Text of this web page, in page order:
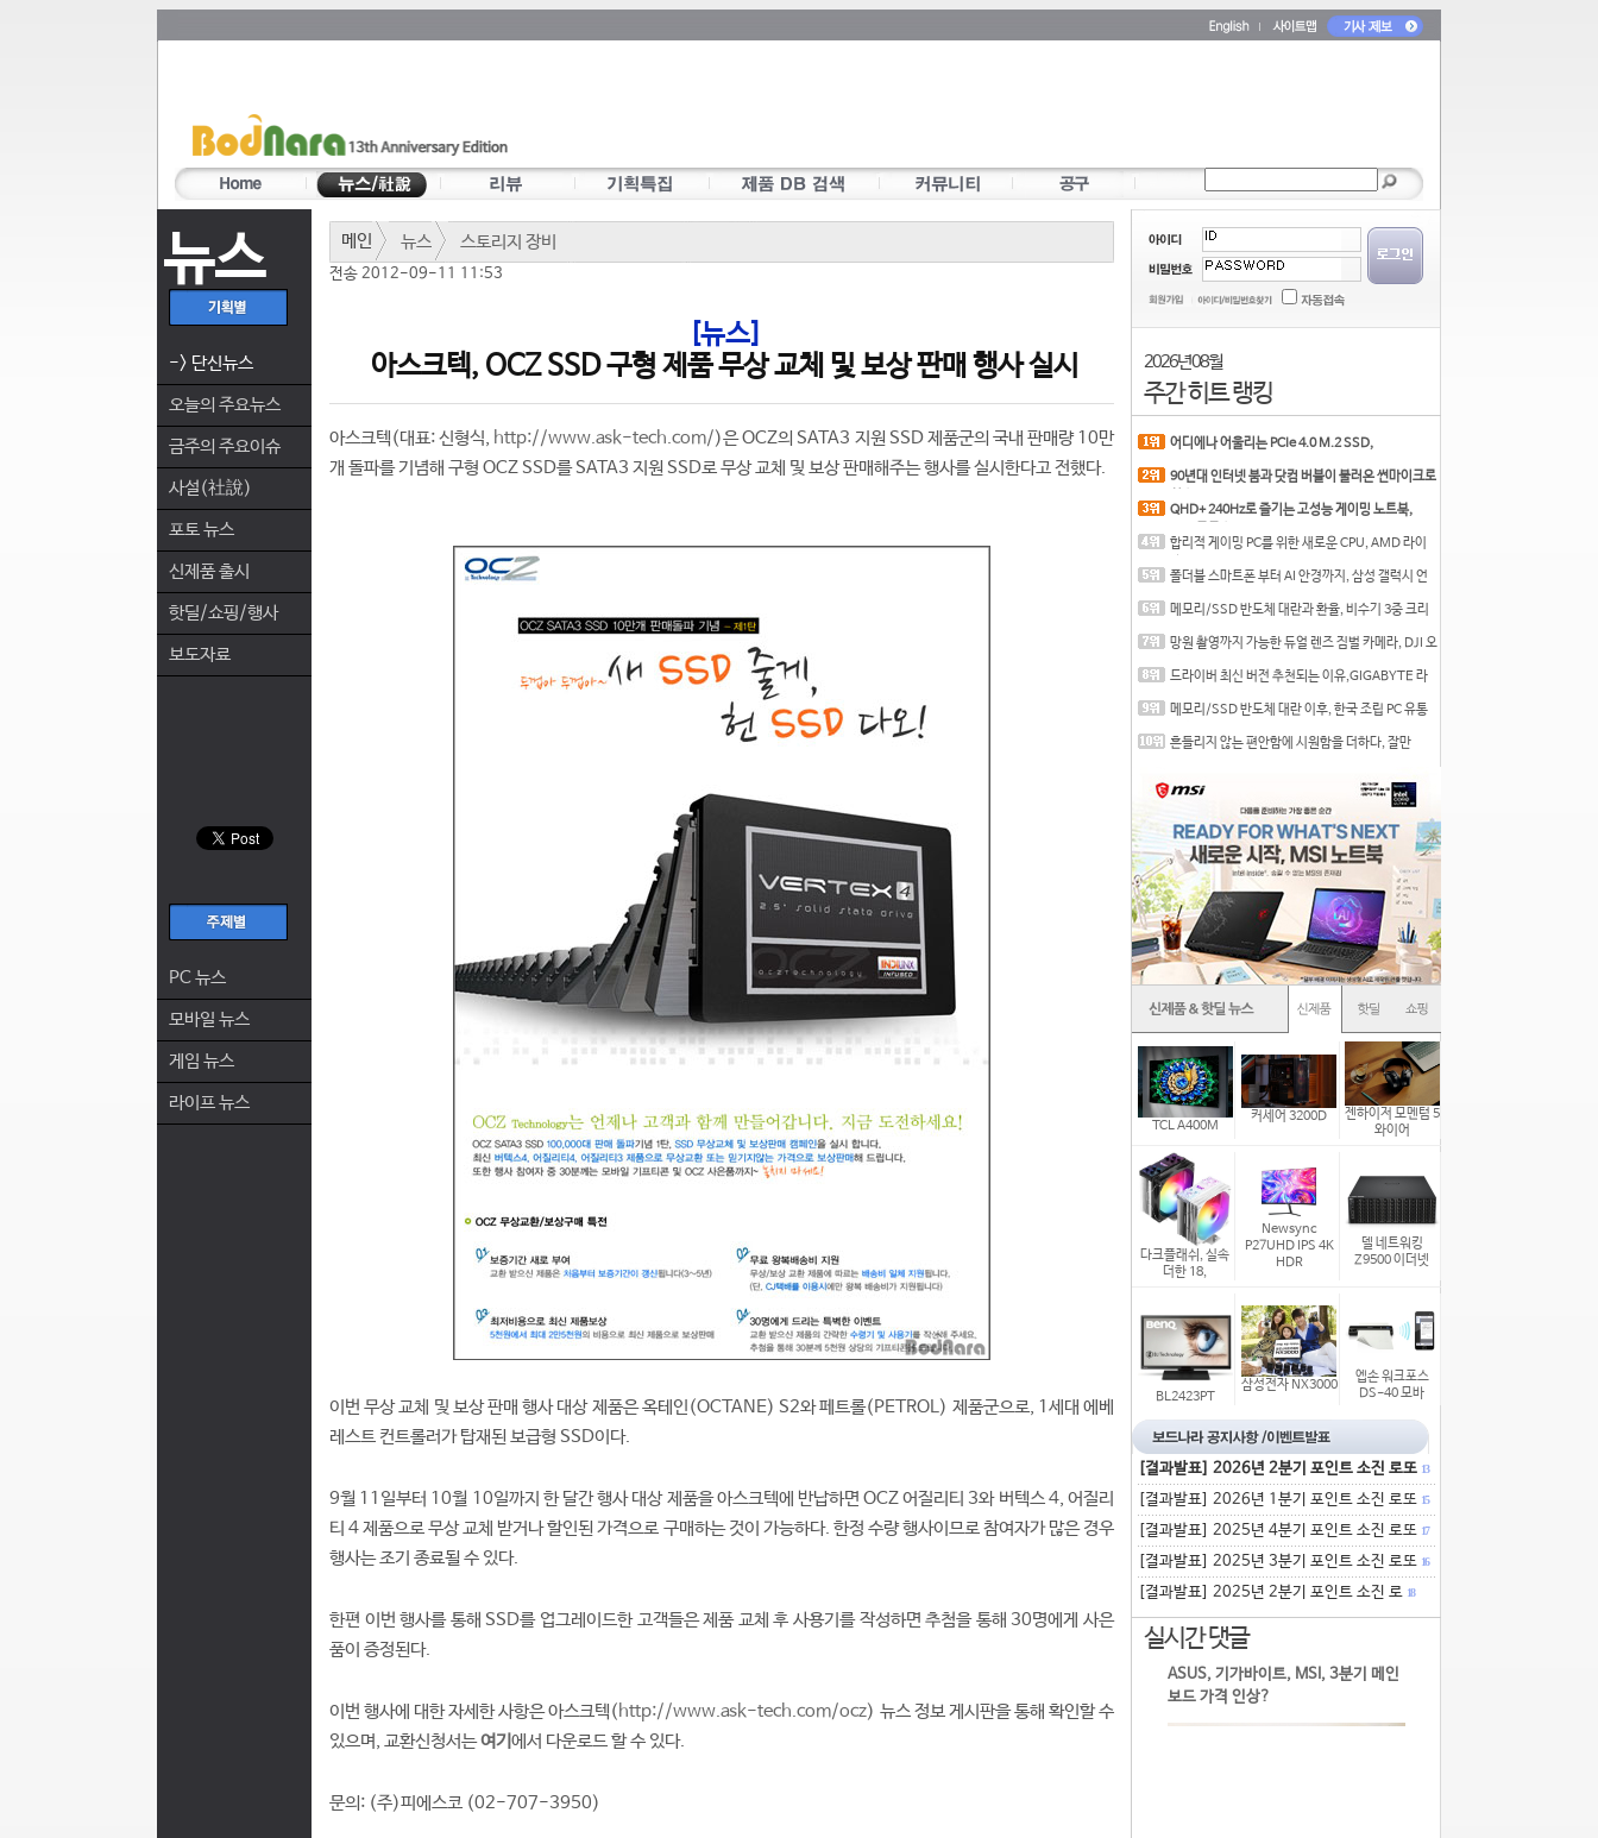
뉴스
-> 단신뉴스
오늘의 주요뉴스
금주의 주요이슈
사설(社說)
포토 뉴스
신제품 출시
핫딜/쇼핑/행사
보도자료
PC 뉴스
모바일 뉴스
게임 뉴스
라이프 뉴스
메인 뉴스 스토리지 장비
전송 2012-09-11 11:53
[뉴스]
아스크텍, OCZ SSD 구형 제품 무상 교체 및 보상 판매 행사 실시
아스크텍(대표: 신형식, http://www.ask-tech.com/)은 OCZ의 SATA3 지원 SSD 제품군의 국내 판매량 10만
개 돌파를 기념해 구형 OCZ SSD를 SATA3 지원 SSD로 무상 교체 및 보상 판매해주는 행사를 실시한다고 전했다.
이번 무상 교체 및 보상 판매 행사 대상 제품은 옥테인(OCTANE) S2와 페트롤(PETROL) 제품군으로, 1세대 에베
레스트 컨트롤러가 탑재된 보급형 SSD이다.
9월 11일부터 10월 10일까지 한 달간 행사 대상 제품을 아스크텍에 반납하면 OCZ 어질리티 3와 버텍스 4, 어질리
티 4 제품으로 무상 교체 받거나 할인된 가격으로 구매하는 것이 가능하다. 한정 수량 행사이므로 참여자가 많은 경우
행사는 조기 종료될 수 있다.
한편 이번 행사를 통해 SSD를 업그레이드한 고객들은 제품 교체 후 사용기를 작성하면 추첨을 통해 30명에게 사은
품이 증정된다.
이번 행사에 대한 자세한 사항은 아스크텍(http://www.ask-tech.com/ocz) 뉴스 정보 게시판을 통해 확인할 수
있으며, 교환신청서는여기 에서 다운로드 할 수 있다.
문의: (주)피에스코 (02-707-3950)
2026년 08월
주간 히트 랭킹
어디에나 어울리는 PCIe 4.0 M.2 SSD,
90년대 인터넷 붐과 닷컴 버블이 불러온 썬마이크로
QHD+ 240Hz로 즐기는 고성능 게이밍 노트북,
합리적 게이밍 PC를 위한 새로운 CPU, AMD 라이
폴더블 스마트폰 부터 AI 안경까지, 삼성 갤럭시 언
메모리/SSD 반도체 대란과 환율, 비수기 3중 크리
망원 촬영까지 가능한 듀얼 렌즈 짐벌 카메라, DJI 오
드라이버 최신 버전 추천되는 이유,GIGABYTE 라
메모리/SSD 반도체 대란 이후, 한국 조립 PC 유통
흔들리지 않는 편안함에 시원함을 더하다, 잘만
TCL A400M
커세어 3200D
젠하이저 모멘텀 5
와이어
다크플래쉬, 실속
더한 18,
Newsync
P27UHD IPS 4K
HDR
델 네트워킹
Z9500 이더넷
BL2423PT
삼성전자 NX3000
엡손 워크포스
DS-40 모바
[결과발표] 2026년 2분기 포인트 소진 로또 13
[결과발표] 2026년 1분기 포인트 소진 로또 15
[결과발표] 2025년 4분기 포인트 소진 로또 17
[결과발표] 2025년 3분기 포인트 소진 로또 16
[결과발표] 2025년 2분기 포인트 소진 로 18
실시간 댓글
ASUS, 기가바이트, MSI, 3분기 메인
보드 가격 인상?